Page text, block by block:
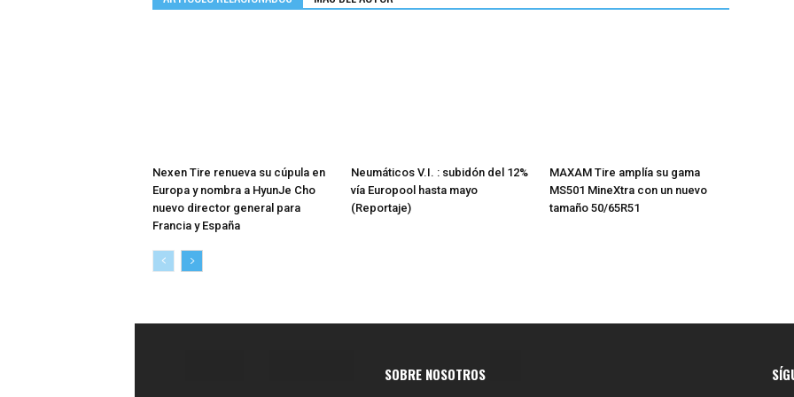
Nexen Tire renueva su cúpula en
Europa y nombra a HyunJe Cho
nuevo director general para
Francia y España
Neumáticos V.I. : subidón del 12%
vía Europool hasta mayo
(Reportaje)
MAXAM Tire amplía su gama
MS501 MineXtra con un nuevo
tamaño 50/65R51
SOBRE NOSOTROS